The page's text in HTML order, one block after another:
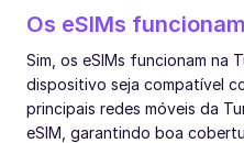
Os eSIMs
Sim, os eSIMs funcionam na
dispositivo seja compatível
principais redes móveis da
eSIM, garantindo boa